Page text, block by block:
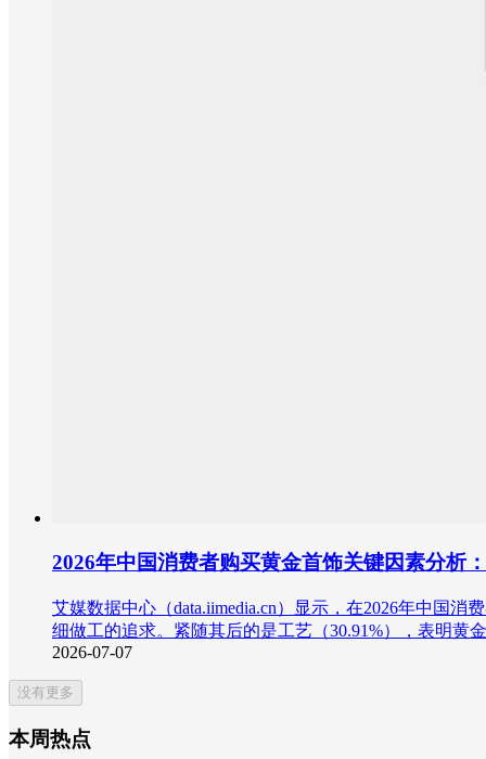
2026年中国消费者购买黄金首饰关键因素分析
艾媒数据中心（data.iimedia.cn）显示，在2026年中国
细做工的追求。紧随其后的是工艺（30.91%），表明黄
2026-07-07
没有更多
本周热点